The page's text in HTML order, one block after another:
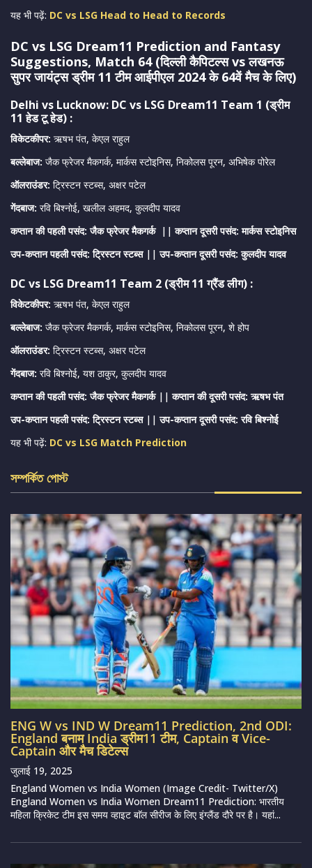
यह भी पढ़ें: DC vs LSG Head to Head to Records
DC vs LSG Dream11 Prediction and Fantasy
Suggestions, Match 64 (दिल्ली कैपिटल्सvsलखनऊ
सुपर जायंट्सड्रीम 11 टीम आईपीएल 2024 के 64वें मैच के लिए)
Delhi vs Lucknow: DC vs LSG Dream11 Team 1 (ड्रीम
11 हेड टू हेड) :
विकेटकीपर: ऋषभ पंत, केएल राहुल
बल्लेबाज: जैक फ्रेजर मैकगर्क, मार्कस स्टोइनिस, निकोलस पूरन, अभिषेक पोरेल
ऑलराउंडर: ट्रिस्टन स्टब्स, अक्षर पटेल
गेंदबाज: रवि बिश्नोई, खलील अहमद, कुलदीप यादव
कप्तान की पहली पसंद: जैक फ्रेजर मैकगर्क ||कप्तान दूसरी पसंद: मार्कस स्टोइनिस
उप-कप्तान पहली पसंद: ट्रिस्टन स्टब्स||उप-कप्तान दूसरी पसंद: कुलदीप यादव
DC vs LSG Dream11 Team 2 (ड्रीम 11 ग्रैंड लीग) :
विकेटकीपर: ऋषभ पंत, केएल राहुल
बल्लेबाज: जैक फ्रेजर मैकगर्क, मार्कस स्टोइनिस, निकोलस पूरन, शे होप
ऑलराउंडर: ट्रिस्टन स्टब्स, अक्षर पटेल
गेंदबाज: रवि बिश्नोई, यश ठाकुर, कुलदीप यादव
कप्तान की पहली पसंद: जैक फ्रेजर मैकगर्क|| कप्तान की दूसरी पसंद: ऋषभ पंत
उप-कप्तान पहली पसंद: ट्रिस्टन स्टब्स||उप-कप्तान दूसरी पसंद: रवि बिश्नोई
यह भी पढ़ें: DC vs LSG Match Prediction
সম্পর্কিত পোস্ট
ENG W vs IND W Dream11 Prediction, 2nd ODI:
England बनाम India ड्रीम11 टीम, Captain व Vice-
Captain और मैच डिटेल्स
जुलाई 19, 2025
England Women vs India Women (Image Credit- Twitter/X)
England Women vs India Women Dream11 Prediction: भारतीय
महिला क्रिकेट टीम इस समय व्हाइट बाॅल सीरीज के लिए इंग्लैंड दौरे पर है। यहां...